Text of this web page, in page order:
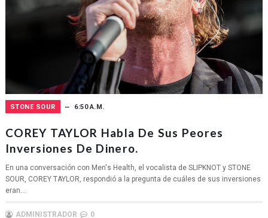
STONE SOUR 6:50 A.M.
COREY TAYLOR Habla De Sus Peores
Inversiones De Dinero.
En una conversación con Men's Health, el vocalista de SLIPKNOT y STONE
SOUR, COREY TAYLOR, respondió a la pregunta de cuáles de sus inversiones
eran...
ADMINISTRADOR 0